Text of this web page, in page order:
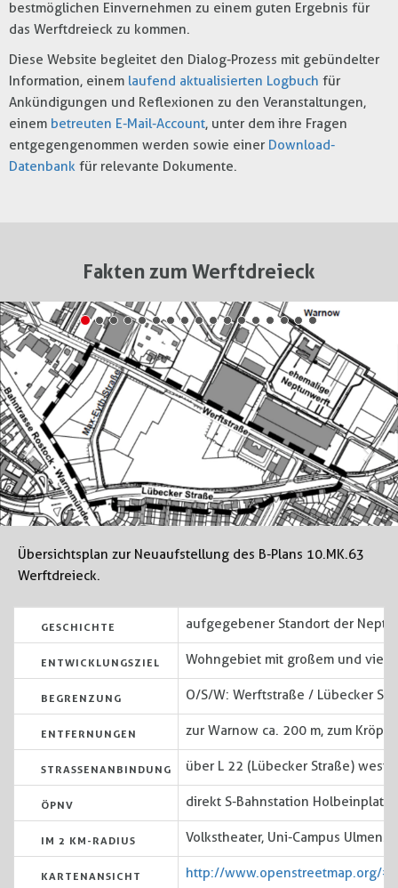
bestmöglichen Einvernehmen zu einem guten Ergebnis für
das Werftdreieck zu kommen.
Diese Website begleitet den Dialog-Prozess mit gebündelter
Information, einem laufend aktualisierten Logbuch für
Ankündigungen und Reflexionen zu den Veranstaltungen,
einem betreuten E-Mail-Account, unter dem ihre Fragen
entgegengenommen werden sowie einer Download-
Datenbank für relevante Dokumente.
Fakten zum Werftdreieck
Übersichtsplan zur Neuaufstellung des B-Plans 10.MK.63
Werftdreieck.
GESCHICHTE aufgegebener Standort der
ENTWICKLUNGSZIEL Wohngebiet mit großem und
BEGRENZUNG O/S/W: Werftstraße / Lübecker
ENTFERNUNGEN zur Warnow ca. 200 m, zum
STRASSENANBINDUNG über L 22 (Lübecker Straße)
ÖPNV direkt S-Bahnstation Holbeinplatz
IM 2 KM-RADIUS Volkstheater, Uni-Campus
KARTENANSICHT http://www.openstreetmap.org/